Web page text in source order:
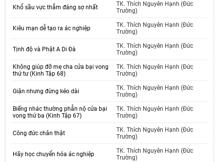
Khổ sầu vực thẳm đáng sợ nhất
TK. Thích Nguyên Hạnh (Đức
Trường)
Kiêu mạn dễ tạo ra ác nghiệp
TK. Thích Nguyên Hạnh (Đức
Trường)
Tịnh độ và Phật A Di Đà
TK. Thích Nguyên Hạnh (Đức
Trường)
Không giúp đỡ mẹ cha cửa bại vong
thứ tư (Kinh Tập 68)
TK. Thích Nguyên Hạnh (Đức
Trường)
Giận nhưng đừng kéo dài
TK. Thích Nguyên Hạnh (Đức
Trường)
Biếng nhác thường phẫn nộ cửa bại
vong thứ ba (Kinh Tập 67)
TK. Thích Nguyên Hạnh (Đức
Trường)
Công đức chân thật
TK. Thích Nguyên Hạnh (Đức
Trường)
Hãy học chuyển hóa ác nghiệp
TK. Thích Nguyên Hạnh (Đức
Trường)